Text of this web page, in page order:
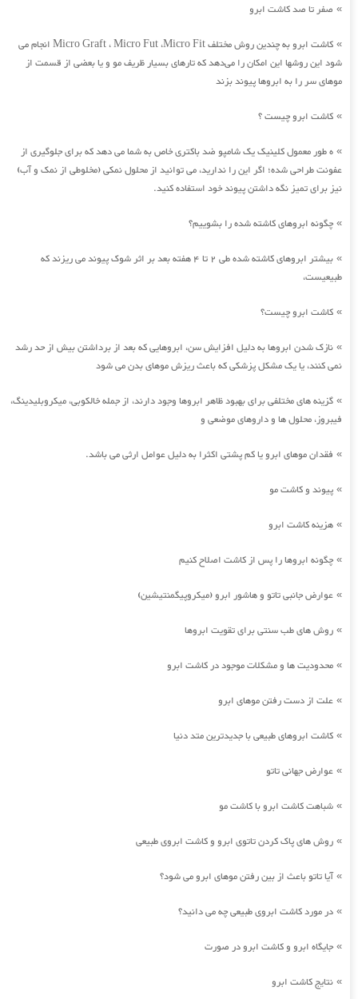
» صفر تا صد کاشت ابرو
»
کاشت ابرو به چندین روش مختلف Micro Graft ، Micro Fut ،Micro Fit انجام می
شود این روشها این امکان را می‌دهد که تارهای بسیار ظریف مو و یا بعضی از قسمت از
موهای سر را به ابروها پیوند بزند
» کاشت ابرو چیست ؟
» ه طور معمول کلینیک یک شامپو ضد باکتری خاص به شما می دهد که برای جلوگیری از
عفونت طراحی شده؛ اگر این را ندارید، می توانید از محلول نمکی (مخلوطی از نمک و آب)
نیز برای تمیز نگه داشتن پیوند خود استفاده کنید.
» چگونه ابروهای کاشته شده را بشوییم؟
»
بیشتر ابروهای کاشته شده طی 2 تا 4 هفته بعد بر اثر شوک پیوند می ریزند که
طبیعیست،
» کاشت ابرو چیست؟
» نازک شدن ابروها به دلیل افزایش سن، ابروهایی که بعد از برداشتن بیش از حد رشد
نمی کنند، یا یک مشکل پزشکی که باعث ریزش موهای بدن می شود
» گزینه های مختلفی برای بهبود ظاهر ابروها وجود دارند، از جمله خالکوبی، میکروبلیدینگ،
فیبروز، محلول ها و داروهای موضعی و
» فقدان موهای ابرو یا کم پشتی اکثرا به دلیل عوامل ارثی می باشد.
» پیوند و کاشت مو
» هزینه کاشت ابرو
» چگونه ابروها را پس از کاشت اصلاح کنیم
» عوارض جانبی تاتو و هاشور ابرو (میکروپیگمنتیشین)
» روش های طب سنتی برای تقویت ابروها
» محدودیت ها و مشکلات موجود در کاشت ابرو
» علت از دست رفتن موهای ابرو
» کاشت ابروهای طبیعی با جدیدترین متد دنیا
» عوارض جهانی تاتو
» شباهت کاشت ابرو با کاشت مو
» روش های پاک کردن تاتوی ابرو و کاشت ابروی طبیعی
»آیا تاتو باعث از بین رفتن موهای ابرو می شود؟
» در مورد کاشت ابروی طبیعی چه می دانید؟
» جایگاه ابرو و کاشت ابرو در صورت
» نتایج کاشت ابرو